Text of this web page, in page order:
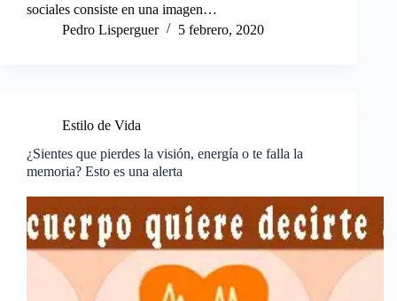
sociales consiste en una imagen…
Pedro Lisperguer
5 febrero, 2020
Estilo de Vida
¿Sientes que pierdes la visión, energía o te falla la
memoria? Esto es una alerta